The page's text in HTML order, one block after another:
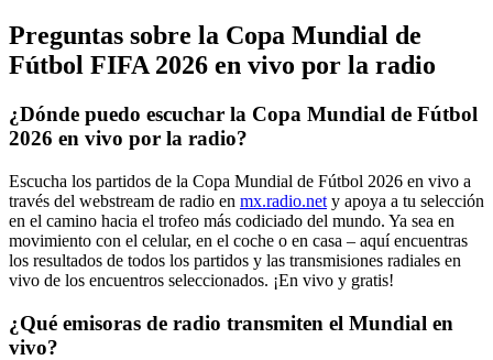
Preguntas sobre la Copa Mundial de
Fútbol FIFA 2026 en vivo por la radio
¿Dónde puedo escuchar la Copa Mundial de Fútbol
2026 en vivo por la radio?
Escucha los partidos de la Copa Mundial de Fútbol 2026 en vivo a
través del webstream de radio en mx.radio.net y apoya a tu selección
en el camino hacia el trofeo más codiciado del mundo. Ya sea en
movimiento con el celular, en el coche o en casa – aquí encuentras
los resultados de todos los partidos y las transmisiones radiales en
vivo de los encuentros seleccionados. ¡En vivo y gratis!
¿Qué emisoras de radio transmiten el Mundial en
vivo?